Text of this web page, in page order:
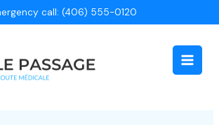
call: (406) 555-0120
Main